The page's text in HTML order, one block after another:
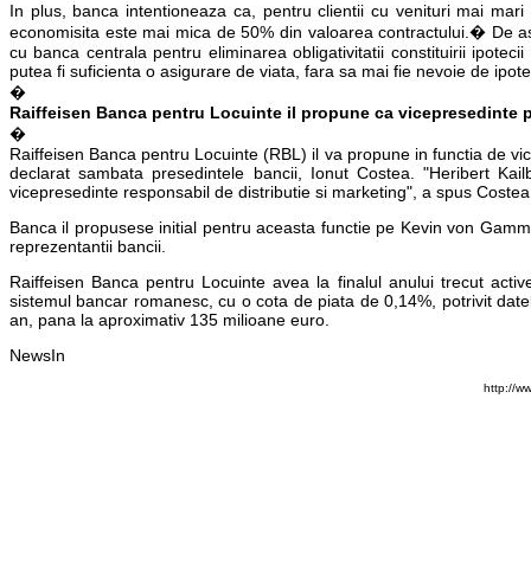
In plus, banca intentioneaza ca, pentru clientii cu venituri mai
economisita este mai mica de 50% din valoarea contractului.� De
cu banca centrala pentru eliminarea obligativitatii constituirii
putea fi suficienta o asigurare de viata, fara sa mai fie nevoie de
�
Raiffeisen Banca pentru Locuinte il propune ca vicepresedinte
�
Raiffeisen Banca pentru Locuinte (RBL) il va propune in functia de
declarat sambata presedintele bancii, Ionut Costea. "Heribert
vicepresedinte responsabil de distributie si marketing", a spus
Banca il propusese initial pentru aceasta functie pe Kevin von
reprezentantii bancii.
Raiffeisen Banca pentru Locuinte avea la finalul anului trecut
sistemul bancar romanesc, cu o cota de piata de 0,14%, potrivit
an, pana la aproximativ 135 milioane euro.
NewsIn
http://